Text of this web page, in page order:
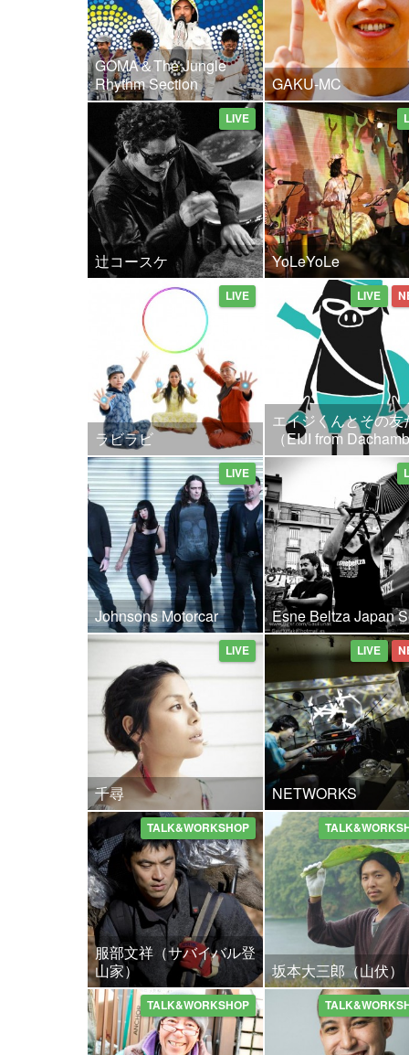
GOMA＆The Jungle
Rhythm Section
GAKU-MC
辻コースケ
LIVE
YoLeYoLe
ラビラビ
LIVE
エイジくんとその友
（EIJI from
LIVE
Johnsons Motorcar
LIVE
Esne Beltza Japan
千尋
LIVE
NETWORKS
LIVE
服部文祥（サバイバル登
山家）
TALK&WORKSHOP
坂本大三郎（山伏）
TALK&WORKSHOP